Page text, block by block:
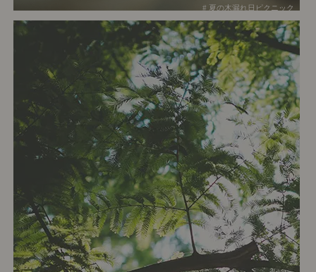
# 夏の木漏れ日ピクニック